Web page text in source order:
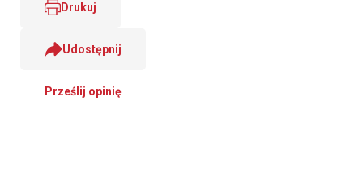
Drukuj
Udostępnij
Prześlij opinię